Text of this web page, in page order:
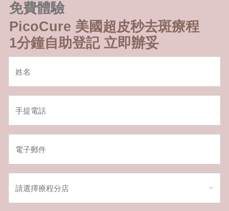
免費體驗
PicoCure 美國超皮秒去斑療程
1分鐘自助登記 立即辦妥